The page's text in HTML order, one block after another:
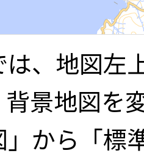
、地図左
景地図を
」から「